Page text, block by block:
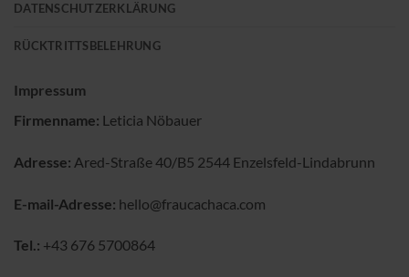
DATENSCHUTZERKLÄRUNG
RÜCKTRITTSBELEHRUNG
Impressum
Firmenname: Leticia Nöbauer
Adresse: Ared-Straße 40/B5 2544 Enzelsfeld-Lindabrunn
E-mail-Adresse: hello@fraucachaca.com
Tel.: +43 676 5700864